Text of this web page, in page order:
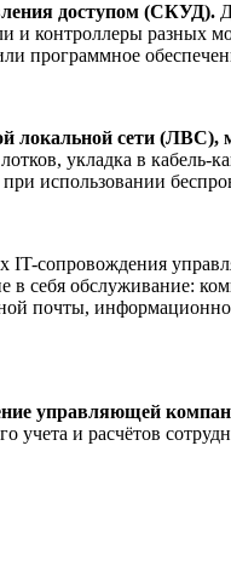
доступом (СКУД).
и контроллеры разных
программное
локальной сети
укладка в
использовании
IT-сопровождения
себя обслуживание:
почты,
управляющей
учета и расчётов